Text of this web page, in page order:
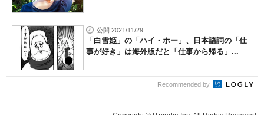
公開 2021/11/29
「白雪姫」の「ハイ・ホー」、日本語詞の「仕
事が好き」は海外版だと「仕事から帰る」...
Recommended by